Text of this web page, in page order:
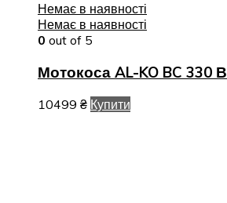
Немає в наявності
Немає в наявності
0 out of 5
Мотокоса AL-KO BC 330 В
10499 ₴ Купити